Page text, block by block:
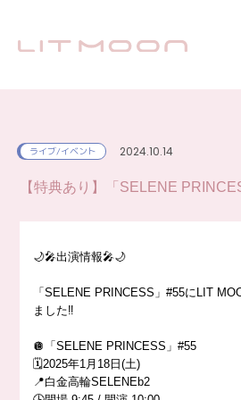
ライブ/イベント 2024.10.14
【特典あり】「SELENE
🌙🎤出演情報🎤🌙
「SELENE PRINCESS」#55にLIT
ました‼️
🪩「SELENE PRINCESS」#55
🗓️2025年1月18日(土)
📍白金高輪SELENEb2